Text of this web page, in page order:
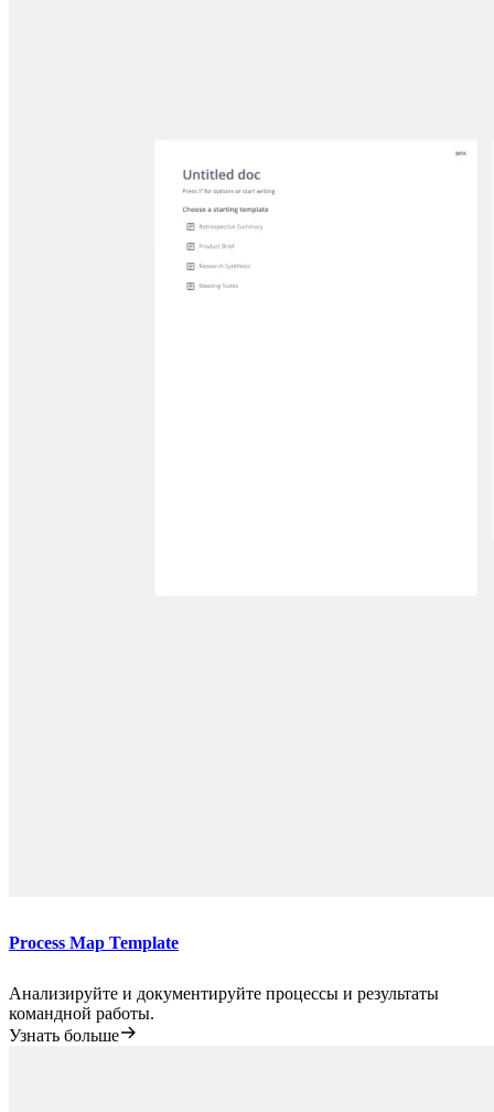
Process Map Template
Анализируйте и документируйте процессы и результаты
командной работы.
Узнать больше